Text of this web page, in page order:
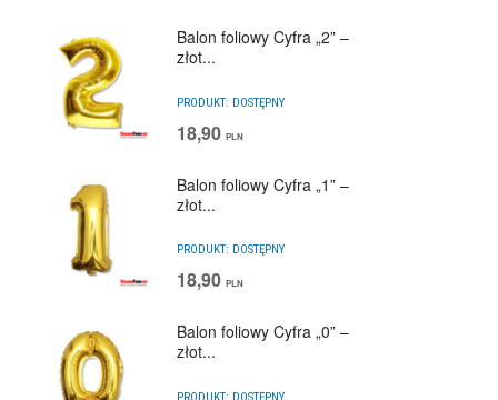
Balon foliowy Cyfra „2” –
złot...
PRODUKT: DOSTĘPNY
18,90 PLN
Balon foliowy Cyfra „1” –
złot...
PRODUKT: DOSTĘPNY
18,90 PLN
Balon foliowy Cyfra „0” –
złot...
PRODUKT: DOSTĘPNY